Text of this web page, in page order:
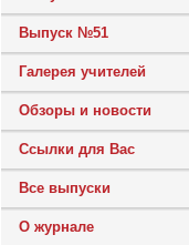
Выпуск №51
Галерея учителей
Обзоры и новости
Ссылки для Вас
Все выпуски
О журнале